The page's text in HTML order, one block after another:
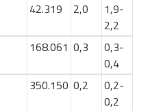
42.319 2,0
1,9-
2,2
168.061 0,3
0,3-
0,4
350.150 0,2
0,2-
0,2